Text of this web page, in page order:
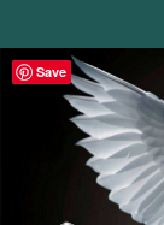
Save